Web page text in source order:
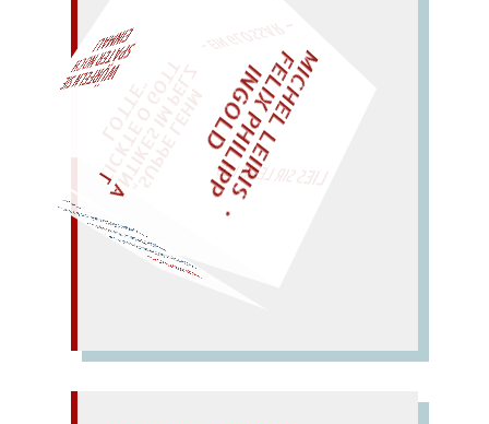
„
S
U
P
P
E
L
E
H
M
A
N
T
I
K
E
S
I
M
P
E
L
Z
T
I
C
K
T
E
O
G
O
T
T
L
O
T
T
E
BASTELEI
Eilpaste! Blei, Glas, Bast,
Seil, Stab: alles passt. –
Taste teilt Last, leiht bestesEi
… M
I
C
H
E
L
L
E
I
R
I
S
・
F
E
L
I
X
P
H
I
L
I
P
P
I
N
G
O
L
D LIES SIR LEIRIS LEIS
EINMAL!